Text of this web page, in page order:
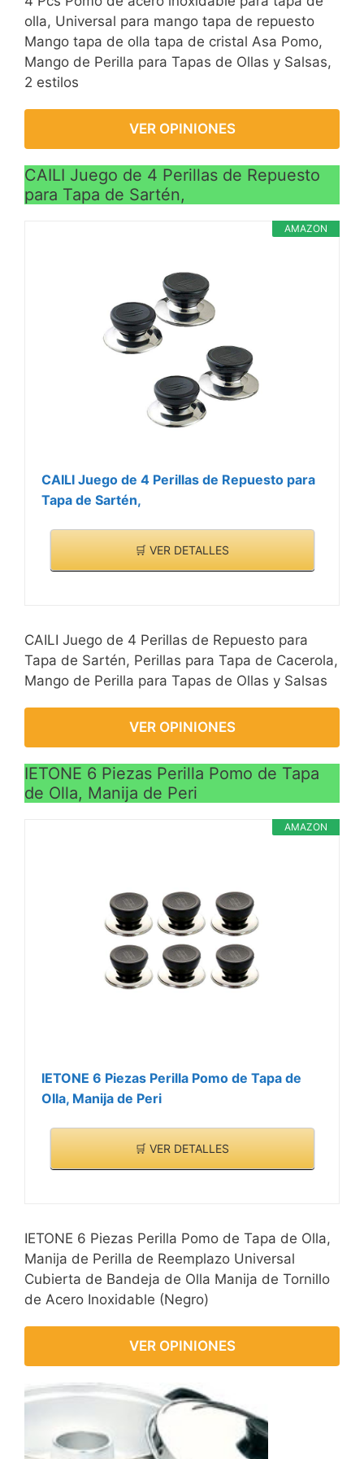
olla, Universal para mango tapa de repuesto
Mango tapa de olla tapa de cristal Asa Pomo,
Mango de Perilla para Tapas de Ollas y Salsas,
2 estilos
VER OPINIONES
CAILI Juego de 4 Perillas de Repuesto
para Tapa de Sartén,
AMAZON
CAILI Juego de 4 Perillas de Repuesto para
Tapa de Sartén,
🛒 VER DETALLES
CAILI Juego de 4 Perillas de Repuesto para
Tapa de Sartén, Perillas para Tapa de Cacerola,
Mango de Perilla para Tapas de Ollas y Salsas
VER OPINIONES
IETONE 6 Piezas Perilla Pomo de Tapa
de Olla, Manija de Peri
AMAZON
IETONE 6 Piezas Perilla Pomo de Tapa de
Olla, Manija de Peri
🛒 VER DETALLES
IETONE 6 Piezas Perilla Pomo de Tapa de Olla,
Manija de Perilla de Reemplazo Universal
Cubierta de Bandeja de Olla Manija de Tornillo
de Acero Inoxidable (Negro)
VER OPINIONES